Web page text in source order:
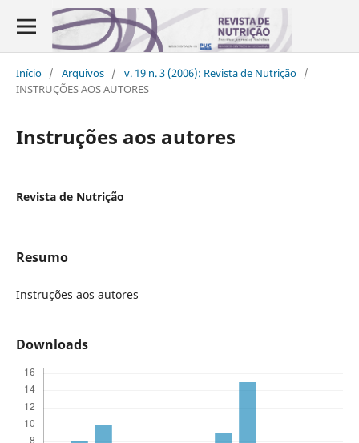
Início / Arquivos / v. 19 n. 3 (2006): Revista de Nutrição /
INSTRUÇÕES AOS AUTORES
Instruções aos autores
Revista de Nutrição
Resumo
Instruções aos autores
Downloads